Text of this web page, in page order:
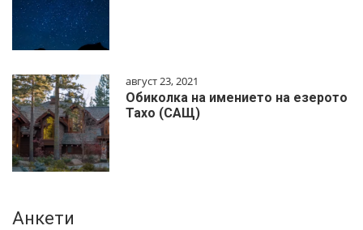
август 23, 2021
Обиколка на имението на езерото
Тахо (САЩ)
Анкети